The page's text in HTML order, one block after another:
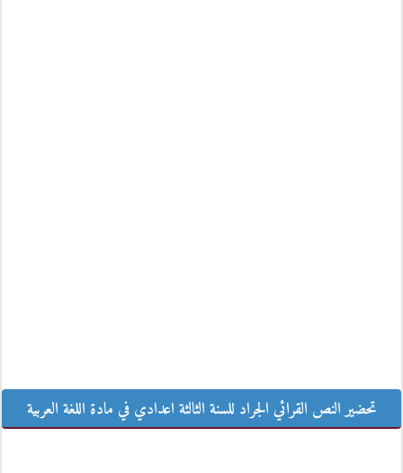
تحضير النص القرائي الجراد للسنة الثالثة اعدادي في مادة اللغة العربية
تحضير النص القرائي الجراد للسنة الثالثة اعدادي في مادة اللغة العربية